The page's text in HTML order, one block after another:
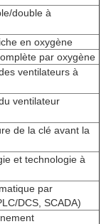
double à
en oxygène
par oxygène
ventilateurs à
ventilateur
de la clé avant la
et technologie à
par
DCS, SCADA)